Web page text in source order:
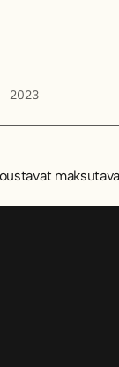
2023